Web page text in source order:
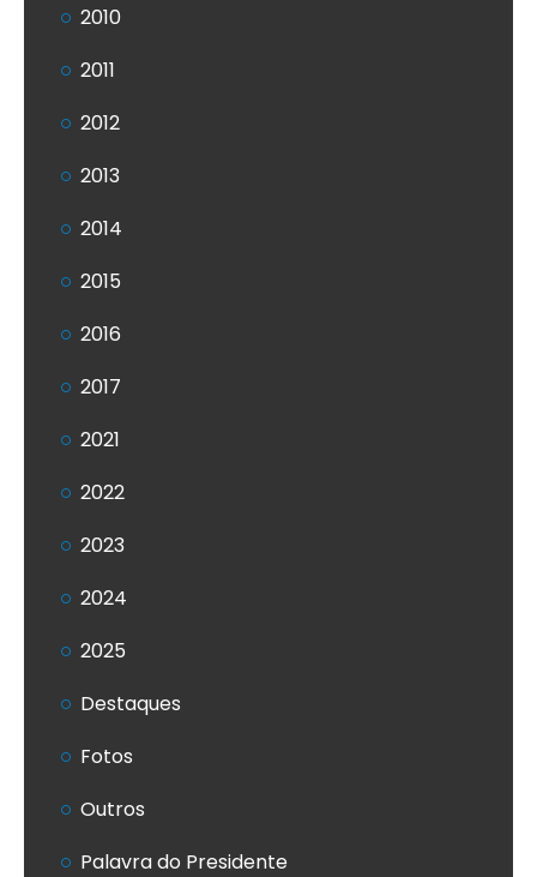
2010
2011
2012
2013
2014
2015
2016
2017
2021
2022
2023
2024
2025
Destaques
Fotos
Outros
Palavra do Presidente